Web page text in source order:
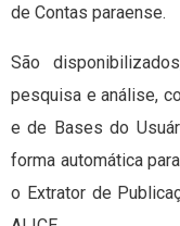
de Contas paraense.
São
pesquisa e análise,
e de Bases do
forma automática
o Extrator de